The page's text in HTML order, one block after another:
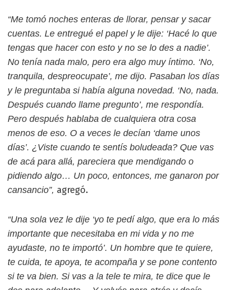
“Me tomó noches enteras de llorar, pensar y sacar
cuentas. Le entregué el papel y le dije: ‘Hacé lo que
tengas que hacer con esto y no se lo des a nadie’.
No tenía nada malo, pero era algo muy íntimo. ‘No,
tranquila, despreocupate’, me dijo. Pasaban los días
y le preguntaba si había alguna novedad. ‘No, nada.
Después cuando llame pregunto’, me respondía.
Pero después hablaba de cualquiera otra cosa
menos de eso. O a veces le decían ‘dame unos
días’. ¿Viste cuando te sentís boludeada? Que vas
de acá para allá, pareciera que mendigando o
pidiendo algo… Un poco, entonces, me ganaron por
cansancio”, agregó.
“Una sola vez le dije ‘yo te pedí algo, que era lo más
importante que necesitaba en mi vida y no me
ayudaste, no te importó’. Un hombre que te quiere,
te cuida, te apoya, te acompaña y se pone contento
si te va bien. Si vas a la tele te mira, te dice que le